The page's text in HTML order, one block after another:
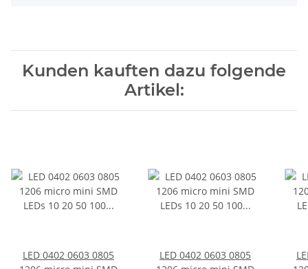
Kunden kauften dazu folgende
Artikel:
LED 0402 0603 0805
LED 0402 0603 0805